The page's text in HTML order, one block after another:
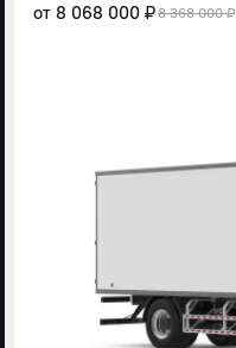
от 8 068 000 ₽8 368 000 ₽